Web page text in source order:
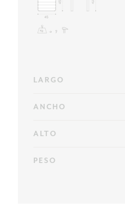
LARGO
ANCHO
ALTO
PESO